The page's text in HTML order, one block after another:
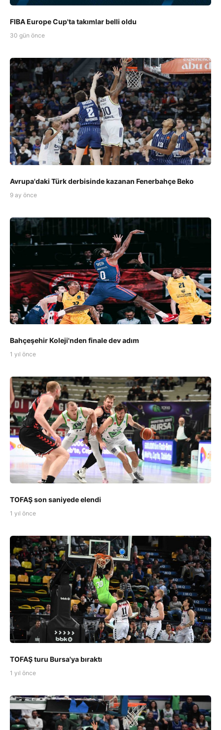
FIBA Europe Cup'ta takımlar belli oldu
30 gün önce
Avrupa'daki Türk derbisinde kazanan Fenerbahçe Beko
9 ay önce
Bahçeşehir Koleji'nden finale dev adım
1 yıl önce
TOFAŞ son saniyede elendi
1 yıl önce
TOFAŞ turu Bursa'ya bıraktı
1 yıl önce